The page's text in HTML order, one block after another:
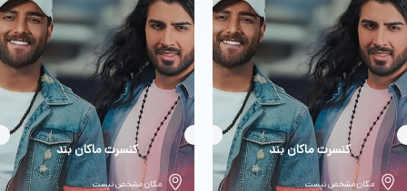
بلیط
کنسرت ماکان بند
مکان مشخص نیست
بلیط
کنسرت ماکان بند
مکان مشخص نیست